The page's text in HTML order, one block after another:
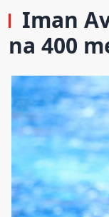
Iman
na 400